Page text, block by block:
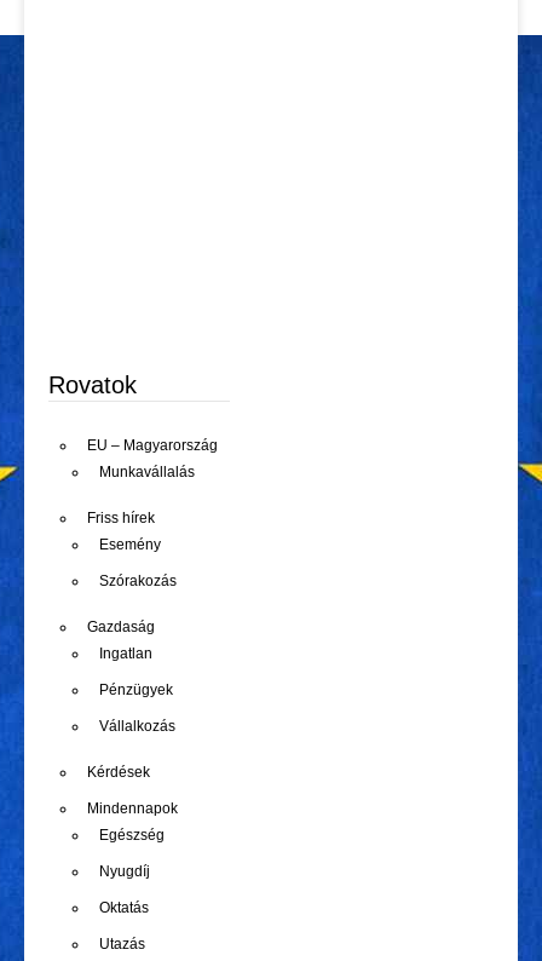
Rovatok
EU – Magyarország
Munkavállalás
Friss hírek
Esemény
Szórakozás
Gazdaság
Ingatlan
Pénzügyek
Vállalkozás
Kérdések
Mindennapok
Egészség
Nyugdíj
Oktatás
Utazás